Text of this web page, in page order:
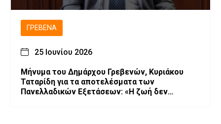
ΓΡΕΒΕΝΆ
25 Ιουνίου 2026
Μήνυμα του Δημάρχου Γρεβενών, Κυριάκου
Ταταρίδη για τα αποτελέσματα των
Πανελλαδικών Εξετάσεων: «Η ζωή δεν